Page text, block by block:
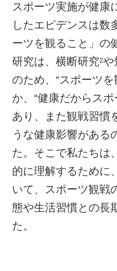
スポーツ実施が健康
したエビデンスは数
ーツを観ること」の
研究は、横断研究2や
のため、“スポーツ
か、“健康だからス
あり、また観戦習慣
うな健康影響がある
た。そこで私たちは
的に理解するために
いて、スポーツ観戦
態や生活習慣との長
た。